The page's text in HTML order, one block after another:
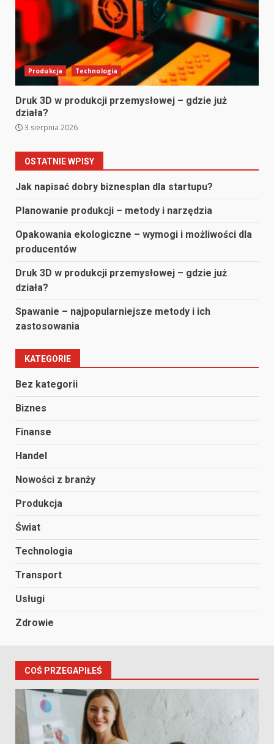
Produkcja Technologia
Druk 3D w produkcji przemysłowej – gdzie już
działa?
3 sierpnia 2026
OSTATNIE WPISY
Jak napisać dobry biznesplan dla startupu?
Planowanie produkcji – metody i narzędzia
Opakowania ekologiczne – wymogi i możliwości dla
producentów
Druk 3D w produkcji przemysłowej – gdzie już
działa?
Spawanie – najpopularniejsze metody i ich
zastosowania
KATEGORIE
Bez kategorii
Biznes
Finanse
Handel
Nowości z branży
Produkcja
Świat
Technologia
Transport
Usługi
Zdrowie
COŚ PRZEGAPIŁEŚ